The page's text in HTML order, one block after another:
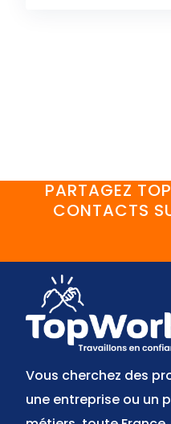
PARTAGEZ
CONTACTS
Vous cherchez des
une entreprise ou un